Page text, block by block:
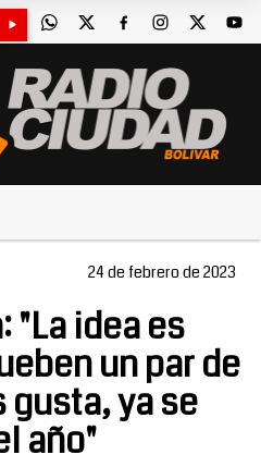
24 de febrero de 2023
"La idea es
un par de
ya se
año"